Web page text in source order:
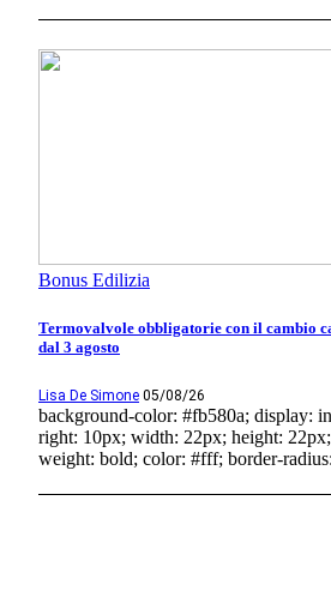
Bonus Edilizia
Termovalvole obbligatorie con il cambio
dal 3 agosto
Lisa De Simone 05/08/26
background-color: #fb580a; display:
right: 10px; width: 22px; height:
weight: bold; color: #fff; border-